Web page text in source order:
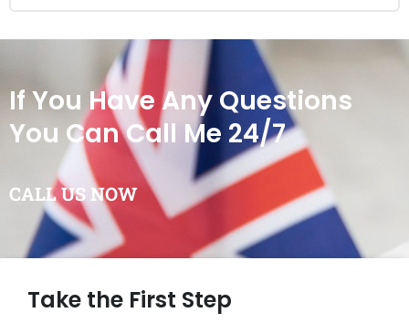
If You Have Any Questions
You Can Call Me 24/7
CALL US NOW
Take the First Step